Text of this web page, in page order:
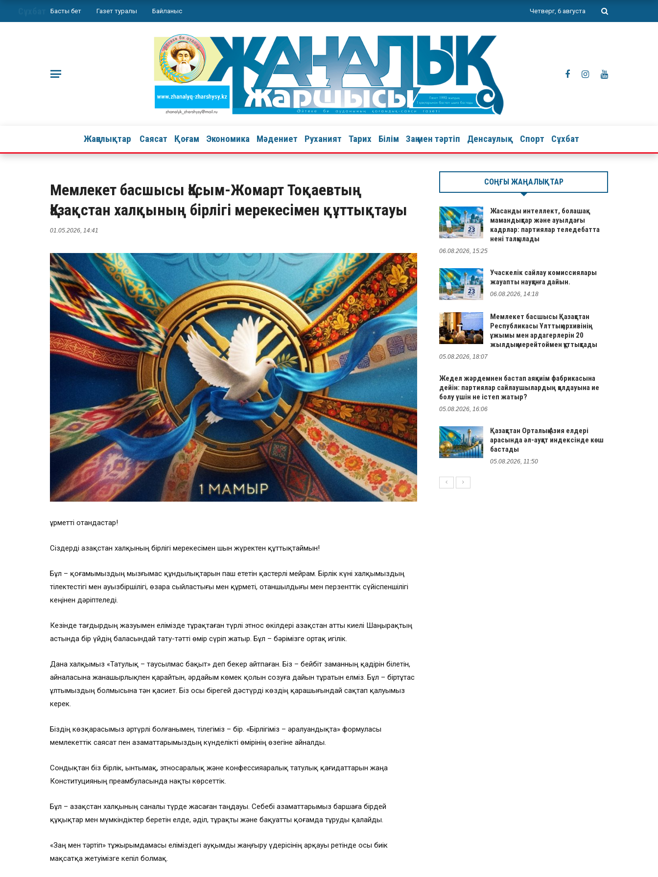
Басты бет Газет туралы Байланыс Четверг, 6 августа
Жаңалықтар Саясат Қоғам Экономика Мәдениет Руханият Тарих Білім Заң мен тәртіп Денсаулық Спорт Сұхбат
Мемлекет басшысы Қасым-Жомарт Тоқаевтың
Қазақстан халқының бірлігі мерекесімен құттықтауы
01.05.2026, 14:41
Құрметті отандастар!
Сіздерді Қазақстан халқының бірлігі мерекесімен шын жүректен құттықтаймын!
Бұл – қоғамымыздың мызғымас құндылықтарын паш ететін қастерлі мейрам. Бірлік күні халқымыздың
тілектестігі мен ауызбіршілігі, өзара сыйластығы мен құрметі, отаншылдығы мен перзенттік сүйіспеншілігі
кеңінен дәріптеледі.
Кезінде тағдырдың жазуымен елімізде тұрақтаған түрлі этнос өкілдері Қазақстан атты киелі Шаңырақтың
астында бір үйдің баласындай тату-тәтті өмір сүріп жатыр. Бұл – бәрімізге ортақ игілік.
Дана халқымыз «Татулық – таусылмас бақыт» деп бекер айтпаған. Біз – бейбіт заманның қадірін білетін,
айналасына жанашырлықпен қарайтын, әрдайым көмек қолын созуға дайын тұратын елміз. Бұл – біртұтас
ұлтымыздың болмысына тән қасиет. Біз осы бірегей дәстүрді көздің қарашығындай сақтап қалуымыз
керек.
Біздің көзқарасымыз әртүрлі болғанымен, тілегіміз – бір. «Бірлігіміз – әралуандықта» формуласы
мемлекеттік саясат пен азаматтарымыздың күнделікті өмірінің өзегіне айналды.
Сондықтан біз бірлік, ынтымақ, этносаралық және конфессияаралық татулық қағидаттарын жаңа
Конституцияның преамбуласында нақты көрсеттік.
Бұл – Қазақстан халқының саналы түрде жасаған таңдауы. Себебі азаматтарымыз баршаға бірдей
құқықтар мен мүмкіндіктер беретін елде, әділ, тұрақты және бақуатты қоғамда тұруды қалайды.
«Заң мен тәртіп» тұжырымдамасы еліміздегі ауқымды жаңғыру үдерісінің арқауы ретінде осы биік
мақсатқа жетуімізге кепіл болмақ.
СОҢҒЫ ЖАҢАЛЫҚТАР
Жасанды интеллект, болашақ
мамандықтар және ауылдағы
кадрлар: партиялар теледебатта
нені талқылады
06.08.2026, 15:25
Учаскелік сайлау комиссиялары
жауапты науқанға дайын.
06.08.2026, 14:18
Мемлекет басшысы Қазақстан
Республикасы Ұлттық архивінің
ұжымы мен ардагерлерін 20
жылдық мерейтоймен құттықтады
05.08.2026, 18:07
Жедел жәрдемнен бастап аяқкиім фабрикасына
дейін: партиялар сайлаушылардың қолдауына ие
болу үшін не істеп жатыр?
05.08.2026, 16:06
Қазақстан Орталық Азия елдері
арасында әл-ауқат индексінде көш
бастады
05.08.2026, 11:50